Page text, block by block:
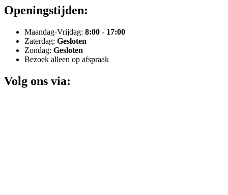
Openingstijden:
Maandag-Vrijdag: 8:00 - 17:00
Zaterdag: Gesloten
Zondag: Gesloten
Bezoek alleen op afspraak
Volg ons via: